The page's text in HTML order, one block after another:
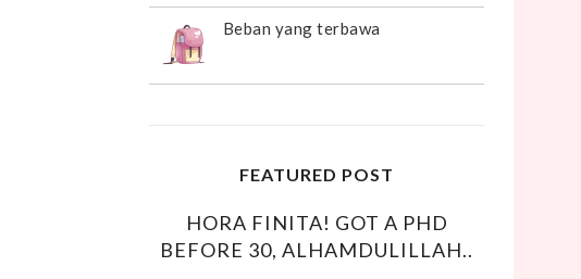
Beban yang terbawa
FEATURED POST
HORA FINITA! GOT A PHD
BEFORE 30, ALHAMDULILLAH..